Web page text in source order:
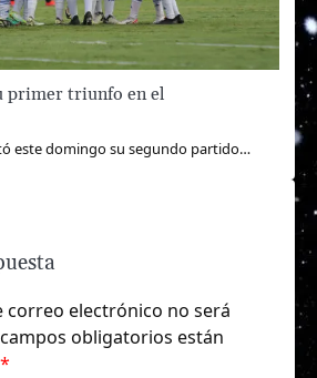
primer triunfo en el
este domingo su segundo partido…
correo electrónico no será
obligatorios están
*